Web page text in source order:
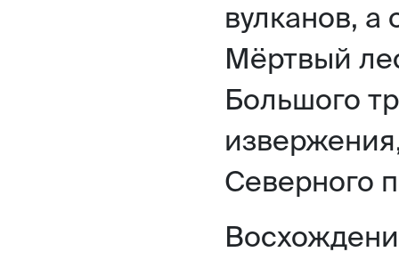
вулканов, а
Мёртвый
Большого
Северного